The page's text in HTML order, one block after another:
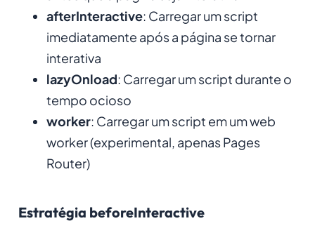
afterInteractive: Carregar um script
imediatamente após a página se tornar
interativa
lazyOnload: Carregar um script durante o
tempo ocioso
worker: Carregar um script em um web
worker (experimental, apenas Pages
Router)
Estratégia beforeInteractive